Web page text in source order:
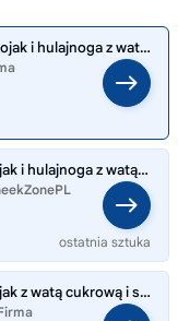
LEGO Friends 42643 - Stojak i hulajnoga z waty cukrowej
LEGO Friends 42643 Stojak i hulajnoga z watą cukrową
ostatnia sztuka
LEGO Friends 42643 Stojak z watą cukrową i skuterem